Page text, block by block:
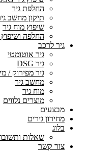
החלפת גיר
תיקון מחשב
שיפוץ מוח גיר
החלפה
גיר לרכב
גיר אוטומטי
גיר DSG
גיר מפירוק /
מחשב גיר
מוח גיר
מוצרים נלווים
מבצעים
מחירון גירים
בלוג
שאלות
צור קשר